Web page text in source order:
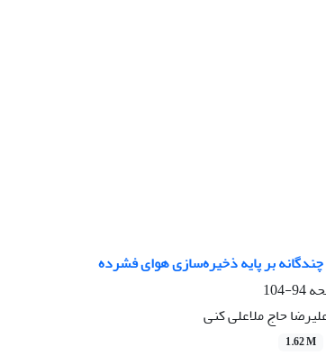
بر پایه ذخیره‌سازی هوای فشرده
94-104
حاج ملاعلی کنی
1.62 M